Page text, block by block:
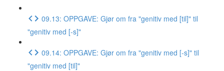
09.13: OPPGAVE: Gjør om fra "genitiv med [til]" til
"genitiv med [-s]"
09.14: OPPGAVE: Gjør om fra "genitiv med [-s]" til
"genitiv med [til]"